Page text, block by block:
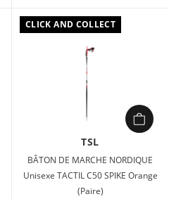
CLICK AND COLLECT
TSL
BÂTON DE MARCHE NORDIQUE
Unisexe TACTIL C50 SPIKE Orange
(Paire)